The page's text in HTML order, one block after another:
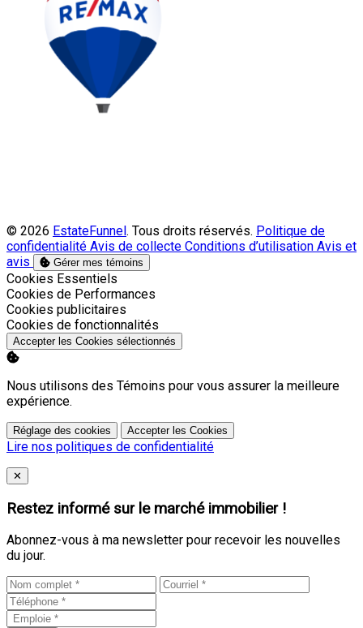
© 2026 EstateFunnel. Tous droits réservés. Politique de
confidentialité Avis de collecte Conditions d’utilisation Avis et
avis
Gérer mes témoins
Activer
Cookies Essentiels
Activer
Cookies de Performances
Activer
Cookies publicitaires
Activer
Cookies de fonctionnalités
Accepter les Cookies sélectionnés
Nous utilisons des Témoins pour vous assurer la meilleure
expérience.
Réglage des cookies Accepter les Cookies
Lire nos politiques de confidentialité
Close
✕
Restez informé sur le marché immobilier !
Abonnez-vous à ma newsletter pour recevoir les nouvelles
du jour.